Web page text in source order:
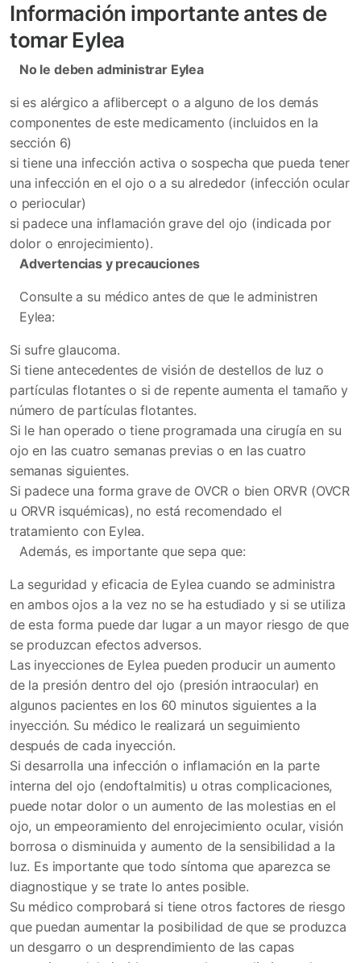
Información importante antes de
tomar Eylea
No le deben administrar Eylea
si es alérgico a aflibercept o a alguno de los demás
componentes de este medicamento (incluidos en la
sección 6)
si tiene una infección activa o sospecha que pueda tener
una infección en el ojo o a su alrededor (infección ocular
o periocular)
si padece una inflamación grave del ojo (indicada por
dolor o enrojecimiento).
Advertencias y precauciones
Consulte a su médico antes de que le administren
Eylea:
Si sufre glaucoma.
Si tiene antecedentes de visión de destellos de luz o
partículas flotantes o si de repente aumenta el tamaño y
número de partículas flotantes.
Si le han operado o tiene programada una cirugía en su
ojo en las cuatro semanas previas o en las cuatro
semanas siguientes.
Si padece una forma grave de OVCR o bien ORVR (OVCR
u ORVR isquémicas), no está recomendado el
tratamiento con Eylea.
Además, es importante que sepa que:
La seguridad y eficacia de Eylea cuando se administra
en ambos ojos a la vez no se ha estudiado y si se utiliza
de esta forma puede dar lugar a un mayor riesgo de que
se produzcan efectos adversos.
Las inyecciones de Eylea pueden producir un aumento
de la presión dentro del ojo (presión intraocular) en
algunos pacientes en los 60 minutos siguientes a la
inyección. Su médico le realizará un seguimiento
después de cada inyección.
Si desarrolla una infección o inflamación en la parte
interna del ojo (endoftalmitis) u otras complicaciones,
puede notar dolor o un aumento de las molestias en el
ojo, un empeoramiento del enrojecimiento ocular, visión
borrosa o disminuida y aumento de la sensibilidad a la
luz. Es importante que todo síntoma que aparezca se
diagnostique y se trate lo antes posible.
Su médico comprobará si tiene otros factores de riesgo
que puedan aumentar la posibilidad de que se produzca
un desgarro o un desprendimiento de las capas